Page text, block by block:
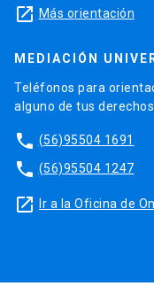
launch Más orientación
MEDIACIÓN
Teléfonos para
alguno de tus
phone (56)95504 1691
phone (56)95504 1247
launch Ir a la Oficina de